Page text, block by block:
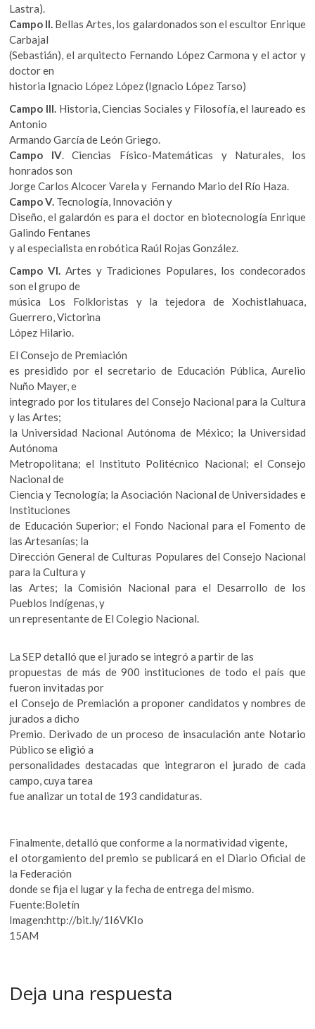
Lastra).
Campo II. Bellas Artes, los galardonados son el escultor Enrique
Carbajal
(Sebastián), el arquitecto Fernando López Carmona y el actor y
doctor en
historia Ignacio López López (Ignacio López Tarso)
Campo III. Historia, Ciencias Sociales y Filosofía, el laureado es
Antonio
Armando García de León Griego.
Campo IV. Ciencias Físico-Matemáticas y Naturales, los
honrados son
Jorge Carlos Alcocer Varela y Fernando Mario del Río Haza.
Campo V. Tecnología, Innovación y
Diseño, el galardón es para el doctor en biotecnología Enrique
Galindo Fentanes
y al especialista en robótica Raúl Rojas González.
Campo VI. Artes y Tradiciones Populares, los condecorados
son el grupo de
música Los Folkloristas y la tejedora de Xochistlahuaca,
Guerrero, Victorina
López Hilario.
El Consejo de Premiación
es presidido por el secretario de Educación Pública, Aurelio
Nuño Mayer, e
integrado por los titulares del Consejo Nacional para la Cultura
y las Artes;
la Universidad Nacional Autónoma de México; la Universidad
Autónoma
Metropolitana; el Instituto Politécnico Nacional; el Consejo
Nacional de
Ciencia y Tecnología; la Asociación Nacional de Universidades e
Instituciones
de Educación Superior; el Fondo Nacional para el Fomento de
las Artesanías; la
Dirección General de Culturas Populares del Consejo Nacional
para la Cultura y
las Artes; la Comisión Nacional para el Desarrollo de los
Pueblos Indígenas, y
un representante de El Colegio Nacional.
La SEP detalló que el jurado se integró a partir de las
propuestas de más de 900 instituciones de todo el país que
fueron invitadas por
el Consejo de Premiación a proponer candidatos y nombres de
jurados a dicho
Premio. Derivado de un proceso de insaculación ante Notario
Público se eligió a
personalidades destacadas que integraron el jurado de cada
campo, cuya tarea
fue analizar un total de 193 candidaturas.
Finalmente, detalló que conforme a la normatividad vigente,
el otorgamiento del premio se publicará en el Diario Oficial de
la Federación
donde se fija el lugar y la fecha de entrega del mismo.
Fuente:Boletín
Imagen:http://bit.ly/1I6VKIo
15AM
Deja una respuesta